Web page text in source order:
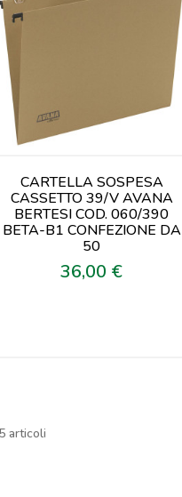
CARTELLA SOSPESA
CASSETTO 39/V AVANA
BERTESI COD. 060/390
BETA-B1 CONFEZIONE DA
50
Prezzo
36,00 €
articoli